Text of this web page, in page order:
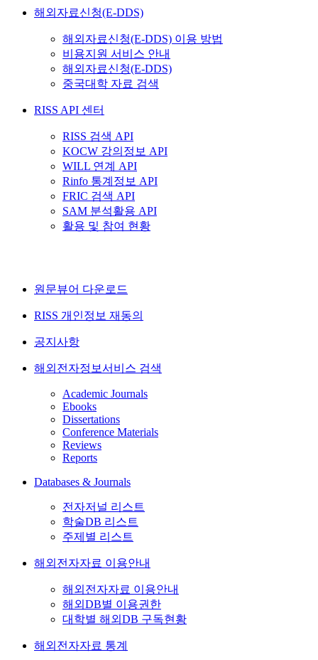
해외자료신청(E-DDS)
해외자료신청(E-DDS) 이용 방법
비용지원 서비스 안내
해외자료신청(E-DDS)
중국대학 자료 검색
RISS API 센터
RISS 검색 API
KOCW 강의정보 API
WILL 연계 API
Rinfo 통계정보 API
FRIC 검색 API
SAM 분석활용 API
활용 및 참여 현황
원문뷰어 다운로드
RISS 개인정보 재동의
공지사항
해외전자정보서비스 검색
Academic Journals
Ebooks
Dissertations
Conference Materials
Reviews
Reports
Databases & Journals
전자저널 리스트
학술DB 리스트
주제별 리스트
해외전자자료 이용안내
해외전자자료 이용안내
해외DB별 이용권한
대학별 해외DB 구독현황
해외전자자료 통계